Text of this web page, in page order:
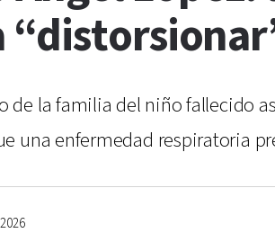
de la familia del niño fallecido
una enfermedad respiratoria